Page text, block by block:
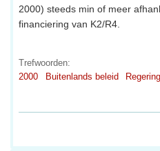
2000) steeds min of meer
financiering van K2/R4.
Trefwoorden:
2000
Buitenlands beleid